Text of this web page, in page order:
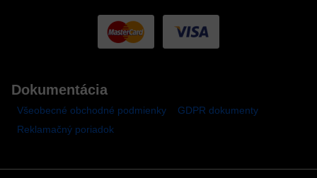
Dokumentácia
Všeobecné obchodné podmienky
GDPR dokumenty
Reklamačný poriadok